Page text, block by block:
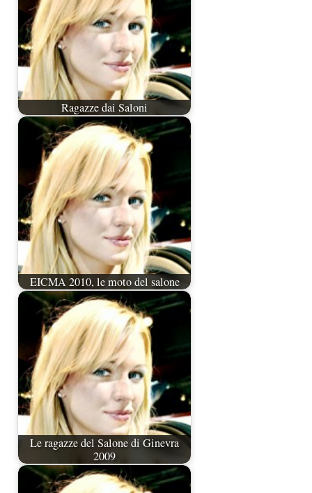
Ragazze dai Saloni
EICMA 2010, le moto del salone
Le ragazze del Salone di Ginevra
2009